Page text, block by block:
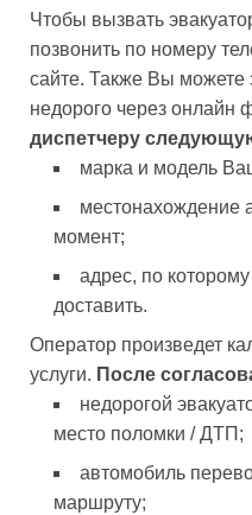
Чтобы вызвать
позвонить по номеру
сайте. Также Вы можете
недорого через онлайн
диспетчеру
марка и модель
местонахождение
момент;
адрес, по
доставить.
Оператор произведет
услуги. После
недорогой
место поломки / ДТП;
автомобиль
маршруту;